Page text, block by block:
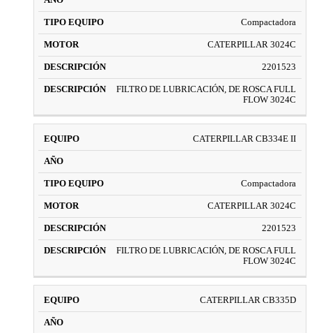
Compactadora
CATERPILLAR 3024C
2201523
FILTRO DE LUBRICACIÓN, DE ROSCA FULL
FLOW 3024C
CATERPILLAR CB334E II
Compactadora
CATERPILLAR 3024C
2201523
FILTRO DE LUBRICACIÓN, DE ROSCA FULL
FLOW 3024C
CATERPILLAR CB335D